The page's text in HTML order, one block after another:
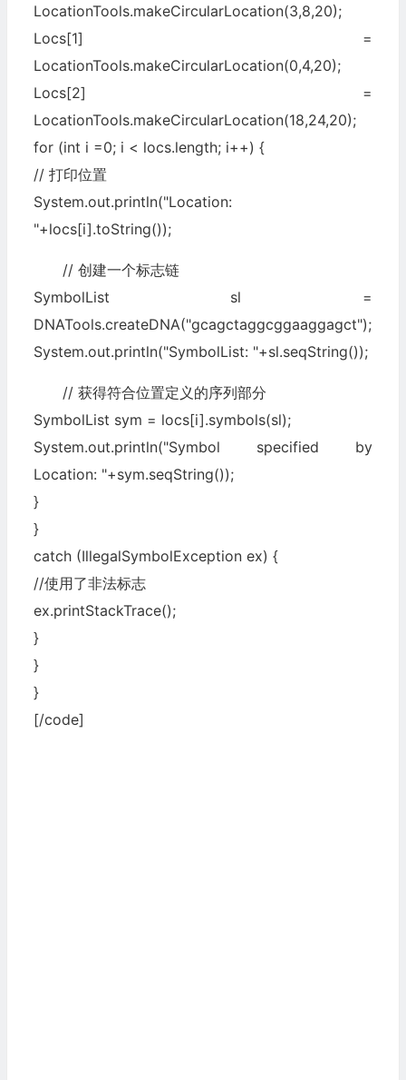
LocationTools.makeCircularLocation(3,8,20);
Locs[1] =
LocationTools.makeCircularLocation(0,4,20);
Locs[2] =
LocationTools.makeCircularLocation(18,24,20);
for (int i =0; i < locs.length; i++) {
// 打印位置
System.out.println("Location:
"+locs[i].toString());
// 创建一个标志链
SymbolList sl =
DNATools.createDNA("gcagctaggcggaaggagct");
System.out.println("SymbolList: "+sl.seqString());
// 获得符合位置定义的序列部分
SymbolList sym = locs[i].symbols(sl);
System.out.println("Symbol specified by
Location: "+sym.seqString());
}
}
catch (IllegalSymbolException ex) {
//使用了非法标志
ex.printStackTrace();
}
}
}
[/code]